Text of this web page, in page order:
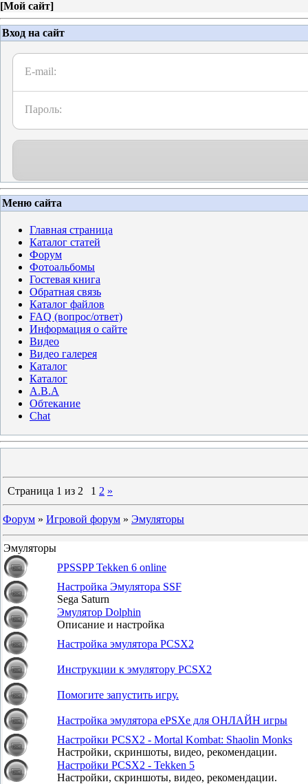
[Мой сайт]
Вход на сайт
E-mail:
Пароль:
Меню сайта
Главная страница
Каталог статей
Форум
Фотоальбомы
Гостевая книга
Обратная связь
Каталог файлов
FAQ (вопрос/ответ)
Информация о сайте
Видео
Видео галерея
Каталог
Каталог
A.B.A
Обтекание
Chat
Страница 1 из 2 1 2 »
Форум » Игровой форум » Эмуляторы
Эмуляторы
PPSSPP Tekken 6 online
Настройка Эмулятора SSF
Sega Saturn
Эмулятор Dolphin
Описание и настройка
Настройка эмулятора PCSX2
Инструкции к эмулятору PCSX2
Помогите запустить игру.
Настройка эмулятора ePSXe для ОНЛАЙН игры
Настройки PCSX2 - Mortal Kombat: Shaolin Monks
Настройки, скриншоты, видео, рекомендации.
Настройки PCSX2 - Tekken 5
Настройки, скриншоты, видео, рекомендации.